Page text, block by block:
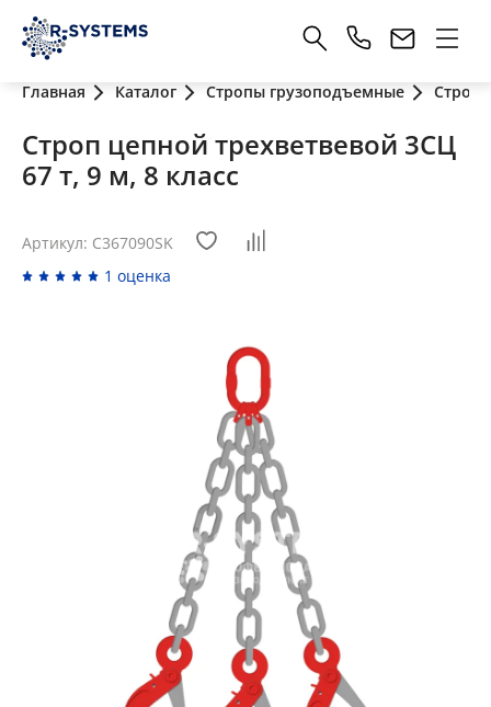
Главная Каталог Стропы грузоподъемные
Строп цепной трехветвевой 3СЦ
67 т, 9 м, 8 класс
Артикул: C367090SK
1 оценка